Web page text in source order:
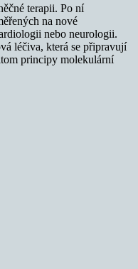
terapii. Po ní
na nové
nebo neurologii.
léčiva, která se připravují
principy molekulární